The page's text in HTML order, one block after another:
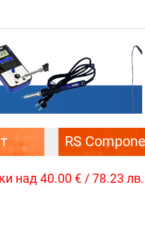
RS
над 40.00 € / 78.23